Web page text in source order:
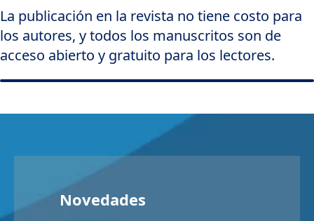
La publicación en la revista no tiene costo para
los autores, y todos los manuscritos son de
acceso abierto y gratuito para los lectores.
Novedades